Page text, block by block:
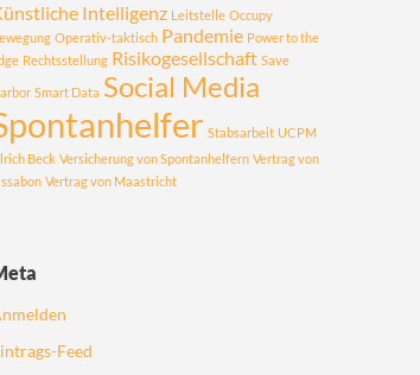
Intelligenz Leitstelle Occupy
Operativ-taktisch Pandemie Power to the
Rechtsstellung Risikogesellschaft Save
Smart Data Social Media
Stabsarbeit UCPM
Beck Versicherung von Spontanhelfern Vertrag von
Vertrag von Maastricht
Feed